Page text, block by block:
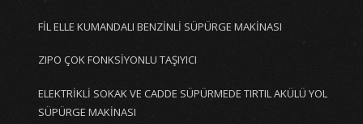
FİL ELLE KUMANDALI BENZİNLİ SÜPÜRGE MAKİNASI
ZIPO ÇOK FONKSİYONLU TAŞIYICI
ELEKTRİKLİ SOKAK VE CADDE SÜPÜRMEDE TIRTIL AKÜLÜ YOL
SÜPÜRGE MAKİNASI